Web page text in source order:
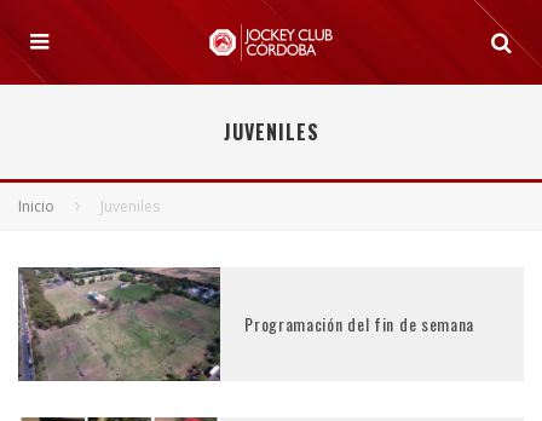
JUVENILES
Inicio Juveniles
Programación del fin de semana